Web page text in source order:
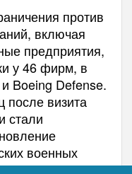
против
включая
предприятия,
у 46 фирм, в
Boeing Defense.
после визита
стали
военных